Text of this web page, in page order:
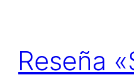
Reseña